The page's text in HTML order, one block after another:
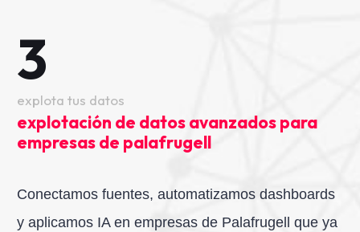
3
explota tus datos
explotación de datos avanzados para
empresas de palafrugell
Conectamos fuentes, automatizamos dashboards
y aplicamos IA en empresas de Palafrugell que ya